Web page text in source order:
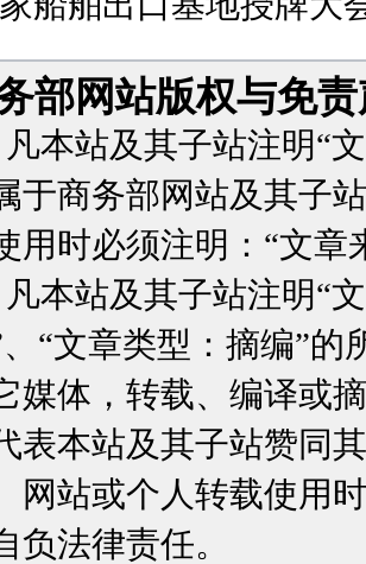
部网站版权与免
凡本站及其子站注明“
于商务部网站及其子
用时必须注明：“文章
本站及其子站注明“
“文章类型：摘编”
媒体，转载、编译或
表本站及其子站赞同
网站或个人转载使用
负法律责任。